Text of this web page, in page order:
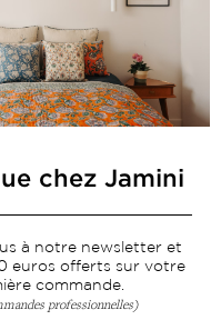
poésie et élégance
à notre newsletter
chez Jamini
à notre newsletter et
euros offerts sur votre
commande.
professionnelles)